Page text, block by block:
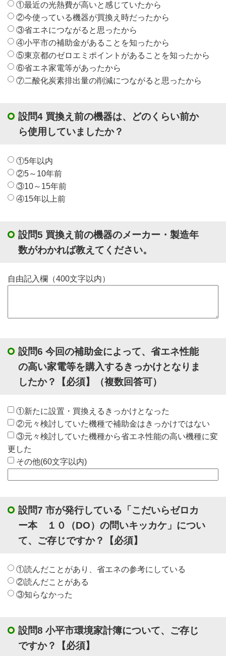
①最近の光熱費が高いと感じていたから
②今使っている機器が買換え時だったから
③省エネにつながると思ったから
④小平市の補助金があることを知ったから
⑤東京都のゼロエミポイントがあることを知ったから
⑥省エネ家電等があったから
⑦二酸化炭素排出量の削減につながると思ったから
設問4 買換え前の機器は、どのくらい前か
ら使用していましたか？
①5年以内
②5～10年前
③10～15年前
④15年以上前
設問5 買換え前の機器のメーカー・製造年
数がわかれば教えてください。
自由記入欄（400文字以内）
設問6 今回の補助金によって、省エネ性能
の高い家電等を購入するきっかけとなりま
したか？
【必須】 （複数回答可）
①新たに設置・買換えるきっかけとなった
②元々検討していた機種で補助金はきっかけではない
③元々検討していた機種から省エネ性能の高い機種に変
更した
その他(60文字以内)
設問7 市が発行している「こだいらゼロカ
ー本 １０（DO）の問いキッカケ」につい
て、ご存じですか？
【必須】
①読んだことがあり、省エネの参考にしている
②読んだことがある
③知らなかった
設問8 小平市環境家計簿について、ご存じ
ですか？
【必須】